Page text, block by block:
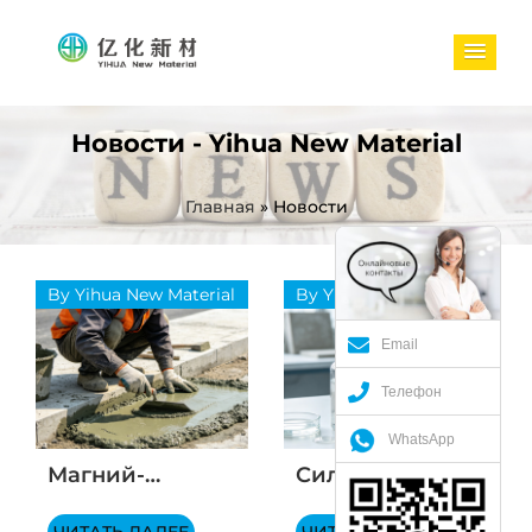
Новости - Yihua New Material
Главная »Новости
By Yihua New Material
Магний-
By Yihua New Material
Силикат лития:
свойства,
Email
Телефон
WhatsApp